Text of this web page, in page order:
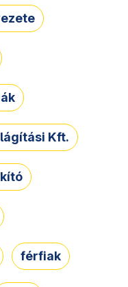
Kft.
férfiak